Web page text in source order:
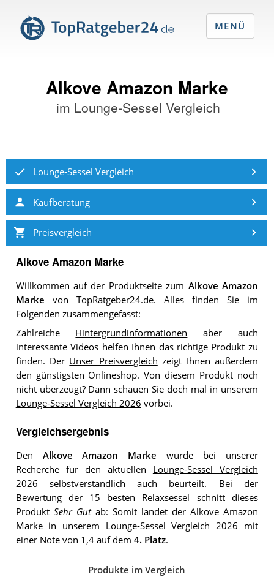
Alkove Amazon Marke
im Lounge-Sessel Vergleich
Lounge-Sessel Vergleich
Kaufberatung
Preisvergleich
Alkove Amazon Marke
Willkommen auf der Produktseite zum Alkove Amazon
Marke von TopRatgeber24.de. Alles finden Sie im
Folgenden zusammengefasst:
Zahlreiche Hintergrundinformationen aber auch
interessante Videos helfen Ihnen das richtige Produkt zu
finden. Der Unser Preisvergleich zeigt Ihnen außerdem
den günstigsten Onlineshop. Von diesem Produkt noch
nicht überzeugt? Dann schauen Sie doch mal in unserem
Lounge-Sessel Vergleich 2026 vorbei.
Vergleichsergebnis
Den Alkove Amazon Marke wurde bei unserer
Recherche für den aktuellen Lounge-Sessel Vergleich
2026 selbstverständlich auch beurteilt. Bei der
Bewertung der 15 besten Relaxsessel schnitt dieses
Produkt Sehr Gutab: Somit landet der Alkove Amazon
Marke in unserem Lounge-Sessel Vergleich 2026 mit
einer Note von 1,4 auf dem 4. Platz.
Produkte im Vergleich
MENÜ